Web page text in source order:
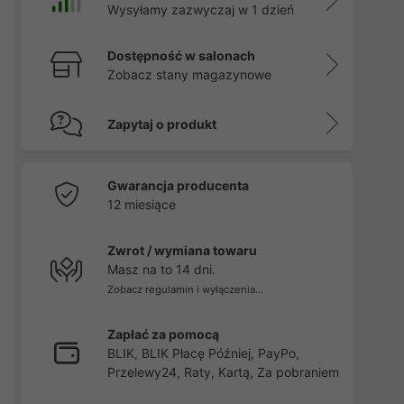
Wysyłamy zazwyczaj w 1 dzień
Dostępność w salonach
Zobacz stany magazynowe
Zapytaj o produkt
Gwarancja producenta
12 miesiące
Zwrot / wymiana towaru
Masz na to 14 dni.
Zobacz regulamin i wyłączenia...
Zapłać za pomocą
BLIK, BLIK Płacę Później, PayPo,
Przelewy24, Raty, Kartą, Za pobraniem